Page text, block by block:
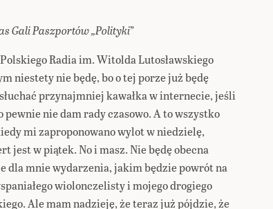
Gali Paszportów „Polityki”
Radia im. Witolda Lutosławskiego
niestety nie będę, bo o tej porze już będę
przynajmniej kawałka w internecie, jeśli
pewnie nie dam rady czasowo. A to wszystko
mi zaproponowano wylot w niedzielę,
jest w piątek. No i masz. Nie będę obecna
dla mnie wydarzenia, jakim będzie powrót na
wiolonczelisty i mojego drogiego
Ale mam nadzieję, że teraz już pójdzie, że